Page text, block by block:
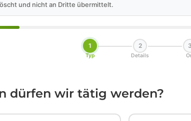
und nicht an Dritte übermittelt.
1
Typ
2
Details
3
dürfen wir tätig werden?